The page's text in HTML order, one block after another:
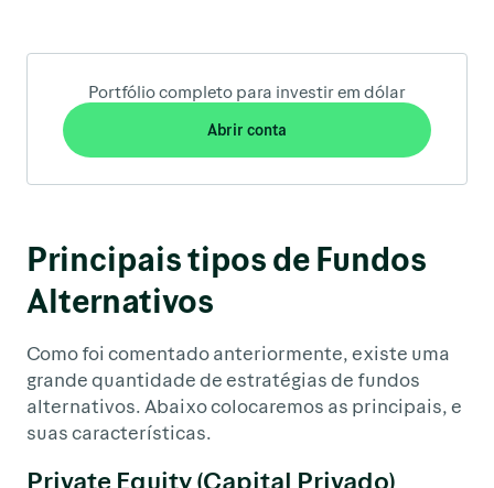
Portfólio completo para investir em dólar
Abrir conta
Principais tipos de Fundos
Alternativos
Como foi comentado anteriormente, existe uma
grande quantidade de estratégias de fundos
alternativos. Abaixo colocaremos as principais, e
suas características.
Private Equity (Capital Privado)